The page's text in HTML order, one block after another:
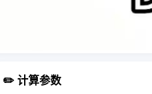
✏️ 计算参数